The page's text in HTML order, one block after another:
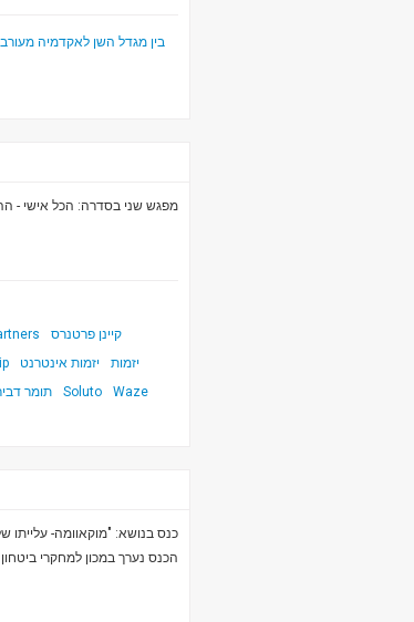
מפגש שני בסדרה: הכל אישי -
קיינן פרטנרס
יזמות אינטרנט
יזמות
תומר Soluto
Waze
כנס בנושא: "מוקאוומה- עלייתו
הכנס נערך במכון למחקרי ביטחון